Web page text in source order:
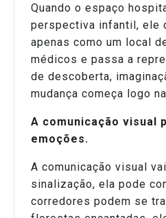
Quando o espaço
perspectiva infantil, ele
apenas como um local
médicos e passa a
de descoberta,
mudança começa logo
A comunicação visual
emoções.
A comunicação visual
sinalização, ela pode
corredores podem se